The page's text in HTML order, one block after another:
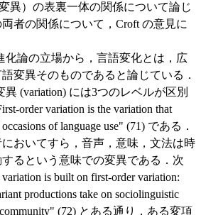
異）の表裏一体の関係について論じ
者の関係について，Croft の意見に
論の立場から，言語変化とは，広
変異そのものであると論じている．
(variation) には3つのレベルが区別
order variation is the variation that
of language use" (71) である．
おいてすら，音声，意味，文法は時
るという意味での変異である．次
is built on first-order variation:
productions take on sociolinguistic
community" (72) とある通り，ある変項